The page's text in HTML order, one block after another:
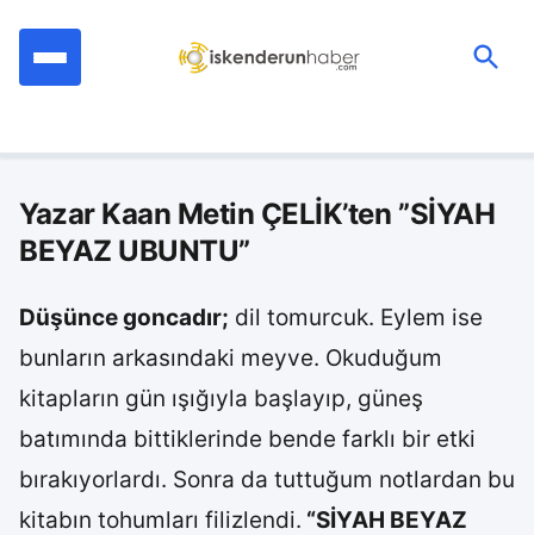
Yazar Kaan Metin ÇELİK’ten ”SİYAH
BEYAZ UBUNTU”
Düşünce goncadır; dil tomurcuk. Eylem ise
bunların arkasındaki meyve. Okuduğum
kitapların gün ışığıyla başlayıp, güneş
batımında bittiklerinde bende farklı bir etki
bırakıyorlardı. Sonra da tuttuğum notlardan bu
kitabın tohumları filizlendi. “SİYAH BEYAZ